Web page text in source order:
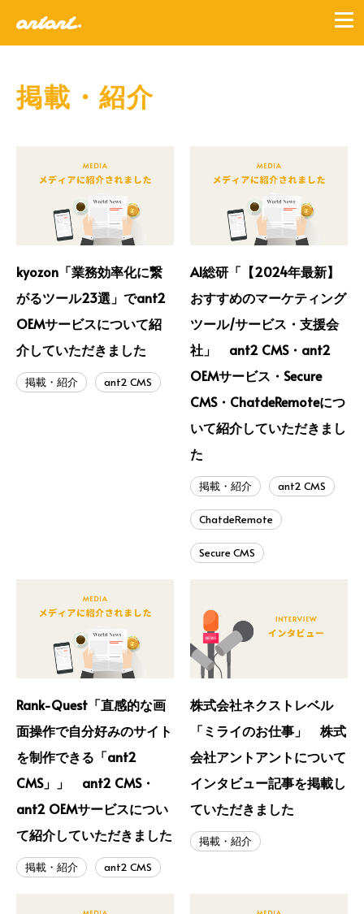
掲載・紹介
kyozon「業務効率化に繋
がるツール23選」でant2
OEMサービスについて紹
介していただきました
掲載・紹介 ant2 CMS
AI総研「【2024年最新】
おすすめのマーケティング
ツール/サービス・支援会
社」 ant2 CMS・ant2
OEMサービス・Secure
CMS・ChatdeRemoteにつ
いて紹介していただきまし
た
掲載・紹介 ant2 CMS
ChatdeRemote
Secure CMS
Rank-Quest「直感的な画
面操作で自分好みのサイト
を制作できる「ant2
CMS」」 ant2 CMS・
ant2 OEMサービスについ
て紹介していただきました
掲載・紹介 ant2 CMS
株式会社ネクストレベル
「ミライのお仕事」 株式
会社アントアントについて
インタビュー記事を掲載し
ていただきました
掲載・紹介